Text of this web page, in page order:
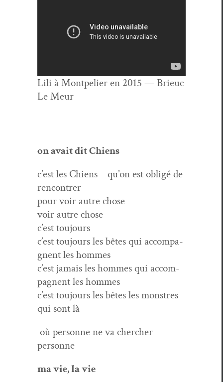
Lili à Mont­pe­lier en 2015 — Brieuc
Le Meur
on avait dit Chiens
c’est les Chiens qu’on est obligé de
rencontrer
pour voir autre chose
voir autre chose
c’est toujours
c’est tou­jours les bêtes qui accom­pa­
g­nent les hommes
c’est jamais les hommes qui accom­
pa­g­nent les hommes
c’est tou­jours les bêtes les monstres
qui sont là
où per­son­ne ne va chercher
personne
ma vie, la vie